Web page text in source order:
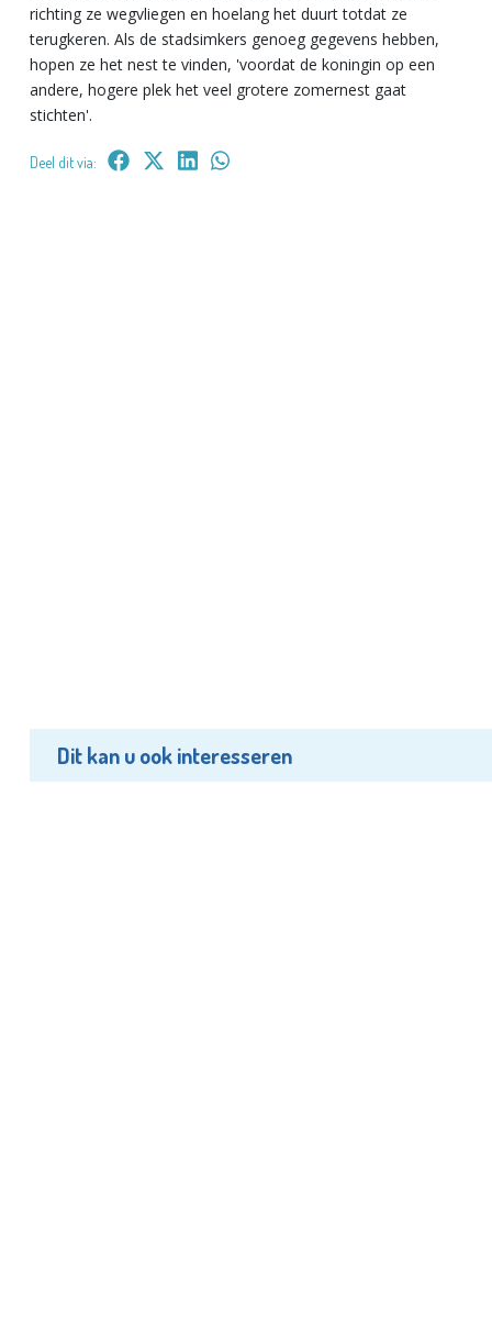
richting ze wegvliegen en hoelang het duurt totdat ze
terugkeren. Als de stadsimkers genoeg gegevens hebben,
hopen ze het nest te vinden, 'voordat de koningin op een
andere, hogere plek het veel grotere zomernest gaat
stichten'.
Deel dit via:
Dit kan u ook interesseren